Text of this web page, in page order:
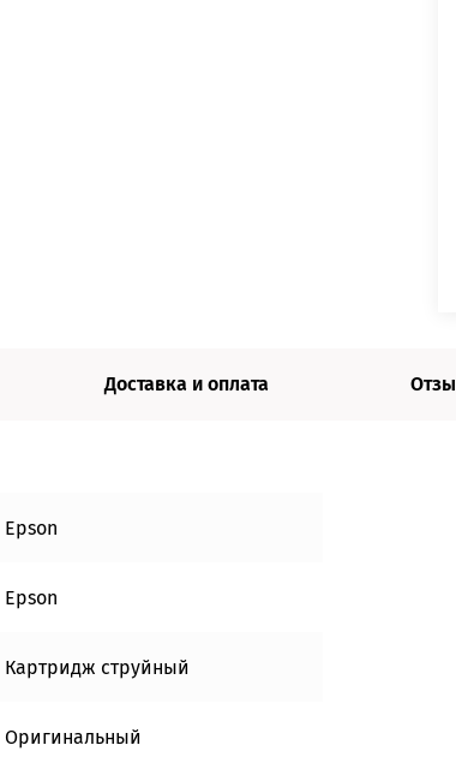
Доставка и оплата
Epson
Epson
Картридж струйный
Оригинальный